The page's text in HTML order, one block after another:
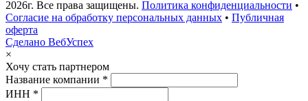
2026г. Все права защищены. Политика конфиденциальности •
Согласие на обработку персональных данных • Публичная
оферта
Сделано ВебУспех
×
Хочу стать партнером
Название компании *
ИНН *